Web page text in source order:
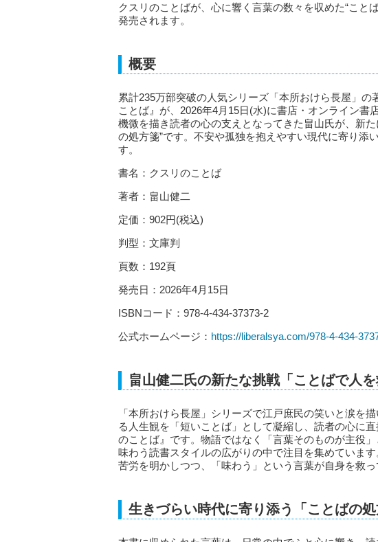
クスリのことばが、心に響く言葉の数々を収めた“こと
発売されます。
概要
累計235万部突破の人気シリーズ「本所おけら長屋」
ことば』が、2026年4月15日(水)に書店・オンライン書
機微を描き読者の心の支えとなってきた畠山氏が、新
の処方箋”です。不安や孤独を抱えやすい現代に寄り添
す。
書名：クスリのことば
著者：畠山健二
定価：902円(税込)
判型：文庫判
頁数：192頁
発売日：2026年4月15日
ISBNコード：978-4-434-37373-2
公式ホームページ： https://liberalsya.com/978-4-434-
畠山健二氏の新たな挑戦「ことばで人を
「本所おけら長屋」シリーズで江戸庶民の笑いと涙を
る人生観を「短いことば」として凝縮し、読者の心に
のことば』です。物語ではなく「言葉そのものが主役
味わう読書スタイルの広がりの中で注目を集めていま
苦労を明かしつつ、「味わう」という言葉が自身を救っ
生きづらい時代に寄り添う「ことばの処